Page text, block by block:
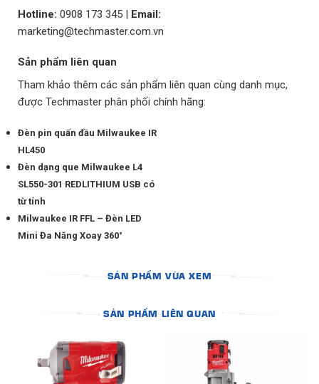
Hotline: 0908 173 345 | Email:
marketing@techmaster.com.vn
Sản phẩm liên quan
Tham khảo thêm các sản phẩm liên quan cùng danh mục,
được Techmaster phân phối chính hãng:
Đèn pin quấn đầu Milwaukee IR
HL450
Đèn dạng que Milwaukee L4
SL550-301 REDLITHIUM USB có
từ tính
Milwaukee IR FFL – Đèn LED
Mini Đa Năng Xoay 360°
SẢN PHẨM VỪA XEM
SẢN PHẨM LIÊN QUAN